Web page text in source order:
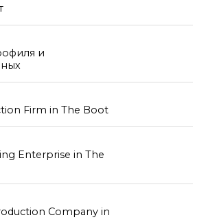
и
Firm in The Boot
Enterprise in The
Company in